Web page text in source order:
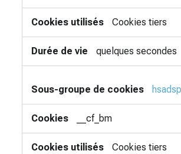
Cookies tiers
quelques secondes
__cf_bm
Cookies tiers